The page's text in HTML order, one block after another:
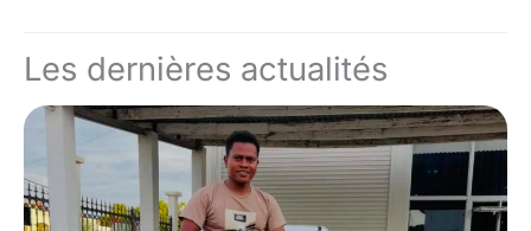
Les dernières actualités